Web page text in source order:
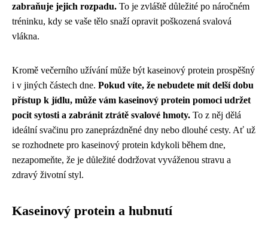
zabraňuje jejich rozpadu. To je zvláště důležité po náročném
tréninku, kdy se vaše tělo snaží opravit poškozená svalová
vlákna.
Kromě večerního užívání může být kaseinový protein prospěšný
i v jiných částech dne. Pokud víte, že nebudete mít delší dobu
přístup k jídlu, může vám kaseinový protein pomoci udržet
pocit sytosti a zabránit ztrátě svalové hmoty. To z něj dělá
ideální svačinu pro zaneprázdněné dny nebo dlouhé cesty. Ať už
se rozhodnete pro kaseinový protein kdykoli během dne,
nezapomeňte, že je důležité dodržovat vyváženou stravu a
zdravý životní styl.
Kaseinový protein a hubnutí